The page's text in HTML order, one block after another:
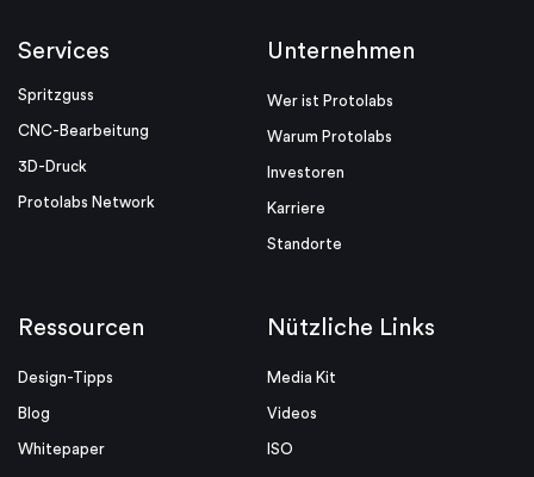
Services
Spritzguss
CNC-Bearbeitung
3D-Druck
Protolabs Network
Unternehmen
Wer ist Protolabs
Warum Protolabs
Investoren
Karriere
Standorte
Ressourcen
Design-Tipps
Blog
Whitepaper
Nützliche Links
Media Kit
Videos
ISO